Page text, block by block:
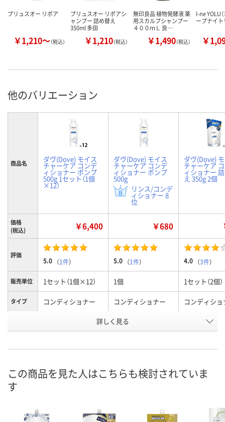
プリュスオー リポア
￥1,210～（税込）
プリュスオー リポアシ
ャンプー 詰め替え
350ml 多田
￥1,210（税込）
無印良品 植物発酵液 薬
用スカルプシャンプー
４００ｍＬ 良…
￥1,490（税込）
I-ne YOLU
ープナイ
￥
他のバリエーション
商品名 ダヴ(Dove) モイス
チャーケア コンデ
ィショナー ポンプ
500g 1セット（1個
×12）
ダヴ(Dove) モイス
チャーケア コンデ
ィショナー ポンプ
500g
リンス/コンデ
ィショナー 8
位
ダヴ(Dove)
チャーケア
ィショナー
え 350g 2個
価格
(税込)
￥6,400 ￥680
評価
5.0 （1件） 5.0 （1件） 4.0 （3件）
販売単位 1セット（1個×12） 1個 1セット（2個）
タイプ コンディショナー コンディショナー コンディショ
本体 詰め替え
WRN6979 AW42159 AW42176
在庫 6点 あり あり
お届け日
数量 数量
詳しく見る
この商品を見た人はこちらも検討されていま
す